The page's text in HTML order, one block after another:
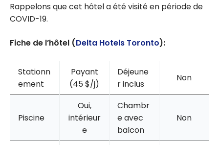
Rappelons que cet hôtel a été visité en période de
COVID-19.
Fiche de l’hôtel (Delta Hotels Toronto):
Stationn
ement
Payant
(45 $/j)
Déjeune
r inclus
Non
Piscine
Oui,
intérieur
e
Chambr
e avec
balcon
Non